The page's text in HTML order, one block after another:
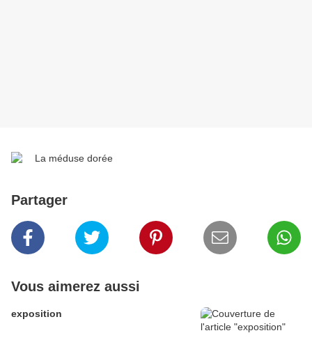
Partager
Vous aimerez aussi
exposition